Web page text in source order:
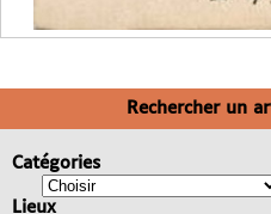
Rechercher un
Catégories
Lieux